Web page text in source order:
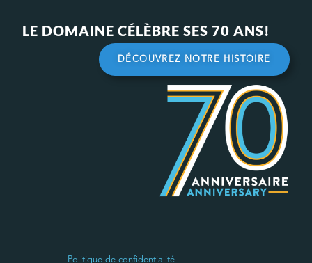
LE DOMAINE CÉLÈBRE SES 70 ANS!
DÉCOUVREZ NOTRE HISTOIRE
Politique de confidentialité